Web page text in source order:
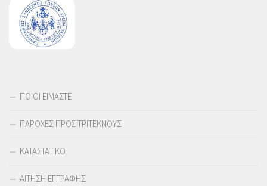
ΠΟΙΟΙ ΕΙΜΑΣΤΕ
ΠΑΡΟΧΕΣ ΠΡΟΣ ΤΡΙΤΕΚΝΟΥΣ
ΚΑΤΑΣΤΑΤΙΚΟ
ΑΙΤΗΣΗ ΕΓΓΡΑΦΗΣ